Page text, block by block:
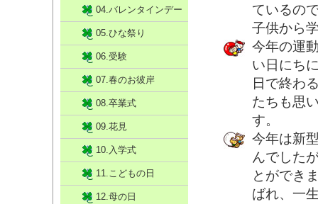
ているの
子供から
今年の運
い日にち
日で終わ
たちも思
す。
今年は新
んでした
とができ
ばれ、一
04.バレンタインデー
05.ひな祭り
06.受験
07.春のお彼岸
08.卒業式
09.花見
10.入学式
11.こどもの日
12.母の日